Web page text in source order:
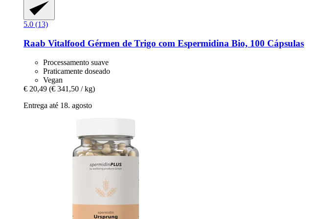
5.0 (13)
Raab Vitalfood Gérmen de Trigo com Espermidina Bio, 100 Cápsulas
Processamento suave
Praticamente doseado
Vegan
€ 20,49 (€ 341,50 / kg)
Entrega até 18. agosto